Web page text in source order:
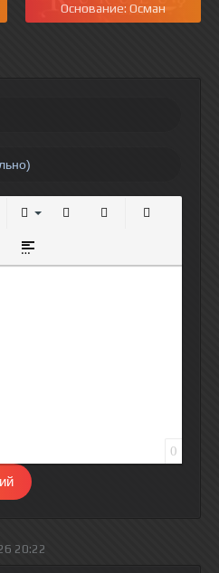
Основание: Осман
ссылкутекста
цитаты
Вставка спойлера
0
20:22